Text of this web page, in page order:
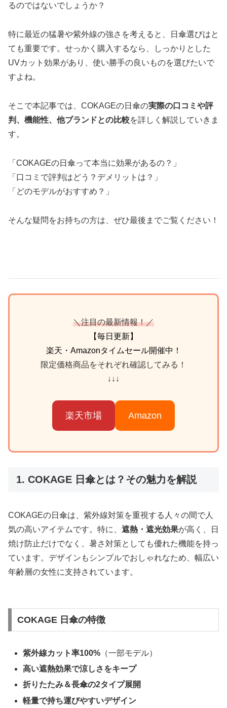
るのではないでしょうか？
特に最近の猛暑や紫外線の強さを考えると、日傘選びはと
ても重要です。せっかく購入するなら、しっかりとした
UVカット効果があり、使い勝手の良いものを選びたいで
すよね。
そこで本記事では、COKAGEの日傘の実際の口コミや評
判、機能性、他ブランドとの比較を詳しく解説していきま
す。
「COKAGEの日傘って本当に効果があるの？」
「口コミで評判はどう？デメリットは？」
「どのモデルがおすすめ？」
そんな疑問をお持ちの方は、ぜひ最後までご覧ください！
＼注目の最新情報！／
【毎日更新】
楽天・Amazonタイムセール開催中！
限定価格商品をそれぞれ確認してみる！
↓↓↓
楽天市場 Amazon
1. COKAGE 日傘とは？その魅力を解説
COKAGEの日傘は、紫外線対策を重視する人々の間で人
気の高いアイテムです。特に、 遮熱・遮光効果が高く、日
焼け防止だけでなく、暑さ対策としても優れた機能を持っ
ています。デザインもシンプルでおしゃれなため、幅広い
年齢層の女性に支持されています。
COKAGE 日傘の特徴
紫外線カット率100% （一部モデル）
高い遮熱効果で涼しさをキープ
折りたたみ＆長傘の2タイプ展開
軽量で持ち運びやすいデザイン